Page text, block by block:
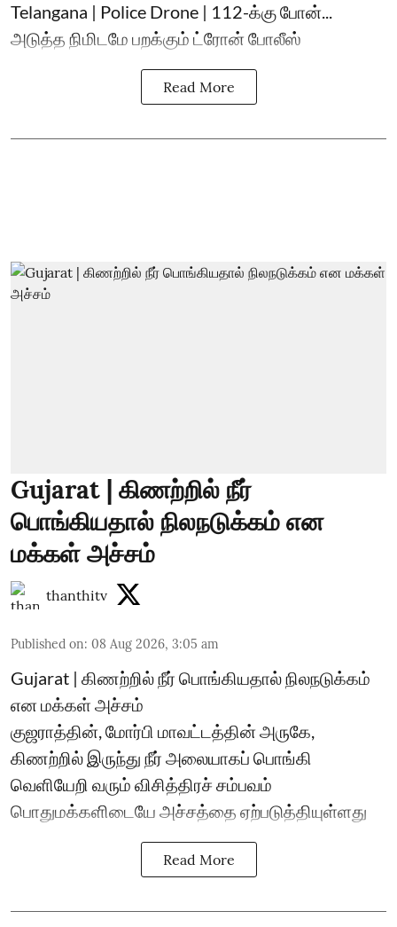
Telangana | Police Drone | 112-க்கு போன்...
அடுத்த நிமிடமே பறக்கும் ட்ரோன் போலீஸ்
Read More
Gujarat | கிணற்றில் நீர்
பொங்கியதால் நிலநடுக்கம் என
மக்கள் அச்சம்
thanthitv
Published on: 08 Aug 2026, 3:05 am
Gujarat | கிணற்றில் நீர் பொங்கியதால் நிலநடுக்கம்
என மக்கள் அச்சம்
குஜராத்தின், மோர்பி மாவட்டத்தின் அருகே,
கிணற்றில் இருந்து நீர் அலையாகப் பொங்கி
வெளியேறி வரும் விசித்திரச் சம்பவம்
பொதுமக்களிடையே அச்சத்தை ஏற்படுத்தியுள்ளது
Read More